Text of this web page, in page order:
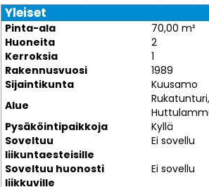
Yleiset
Pinta-ala
70,00 m²
Huoneita
2
Kerroksia
1
Rakennusvuosi
1989
Sijaintikunta
Kuusamo
Alue
Pysäköintipaikkoja
Kyllä
Soveltuu
liikuntaesteisille
Ei sovellu
Soveltuu huonosti
liikkuville
Ei sovellu